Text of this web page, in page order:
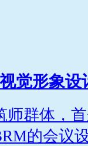
觉形象设
群体，
的会议